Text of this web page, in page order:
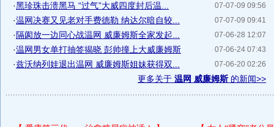
07-07-09 09:56
·黑珍珠击溃黑马 “过气”大威四度封后温...
07-07-09 09:41
·温网决赛又见老对手费德勒 纳达尔暗自较...
07-06-28 12:07
·隔阂放一边同心战温网 威廉姆斯全家发起...
07-06-24 07:43
·温网男女单打抽签揭晓 彭帅撞上大威廉姆斯
07-06-20 02:26
·兹沃纳列娃退出温网 威廉姆斯姐妹获得双...
更多关于 温网 威廉姆斯的新闻>>